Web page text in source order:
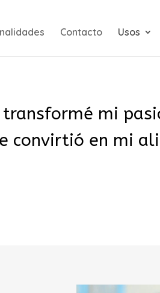
Contacto Usos
transformé mi
convirtió en mi